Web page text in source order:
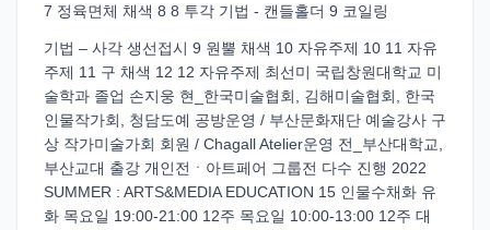
7 정육면체 채색 8 8 투각 기법 - 캔들홀더 9 코일링
기법 – 사각 생선접시 9 원뿔 채색 10 자유주제 10 11 자유
주제 11 구 채색 12 12 자유주제 최선미 국립창원대학교 미
술학과 졸업 손지웅 현_한국미술협회, 김해미술협회, 한국
인물작가회, 청담도예 공방운영 / 부산문화재단 예술강사 구
상 작가미술가회 회원 / Chagall Atelier운영 전_부산대학교,
부산교대 출강 개인전ㆍ아트페어 그룹전 다수 진행 2022
SUMMER : ARTS&MEDIA EDUCATION 15 인물수채화 유
화 목요일 19:00-21:00 12주 목요일 10:00-13:00 12주 대